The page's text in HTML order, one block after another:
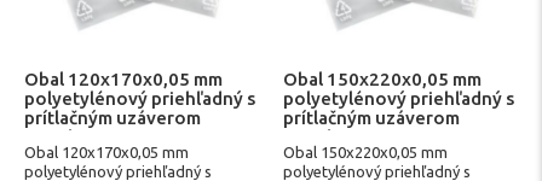
Obal 120x170x0,05 mm
polyetylénový priehľadný s
prítlačným uzáverom
1000ks
Obal 120x170x0,05 mm
polyetylénový priehľadný s
Obal 150x220x0,05 mm
polyetylénový priehľadný s
prítlačným uzáverom
1000ks
Obal 150x220x0,05 mm
polyetylénový priehľadný s